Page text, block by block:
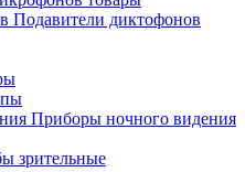
Подавители диктофонов
Приборы ночного видения
зрительные